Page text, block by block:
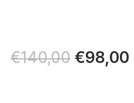
€140,00 Il
prezzo
€98,00Il